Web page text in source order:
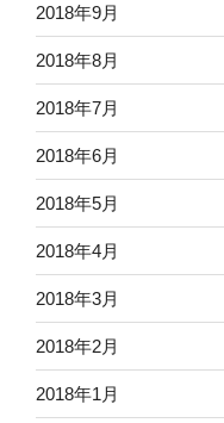
2018年9月
2018年8月
2018年7月
2018年6月
2018年5月
2018年4月
2018年3月
2018年2月
2018年1月